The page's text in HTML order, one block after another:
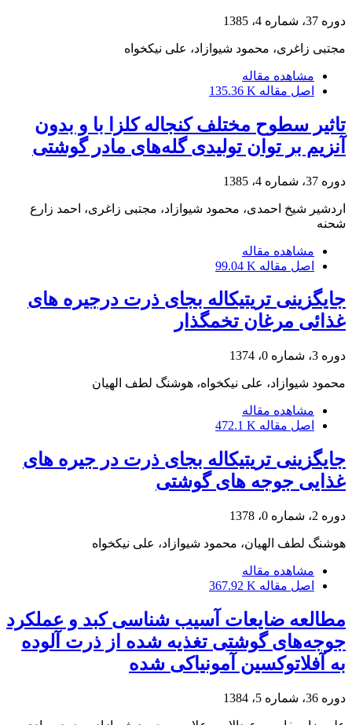
دوره 37، شماره 4، 1385
مجتبی زاغری، محمود شیوازاد، علی نیکخواه
مشاهده مقاله
اصل مقاله 135.36 K
تاثیر سطوح مختلف کنجاله کلزا با و بدون
آنزیم بر توان تولیدی گله‌های مادر گوشتی
دوره 37، شماره 4، 1385
اردشیر شیخ احمدی، محمود شیوازاد، مجتبی زاغری، احمد زارع
شحنه
مشاهده مقاله
اصل مقاله 99.04 K
جایگزینی تریتیکاله بجای ذرت درجیره های
غذائی مرغان تخمگذار
دوره 3، شماره 0، 1374
محمود شیوازاد، علی نیکخواه، هوشنگ لطف الهیان
مشاهده مقاله
اصل مقاله 472.1 K
جایگزینی تریتیکاله بجای ذرت در جیره های
غذایی جوجه های گوشتی
دوره 2، شماره 0، 1378
هوشنگ لطف الهیان، محمود شیوازاد، علی نیکخواه
مشاهده مقاله
اصل مقاله 367.92 K
مطالعه ضایعات آسیب شناسی کبد و عملکرد
جوجه‌های گوشتی تغذیه شده از ذرت آلوده
به‌ آفلاتوکسین آمونیاکی شده
دوره 36، شماره 5، 1384